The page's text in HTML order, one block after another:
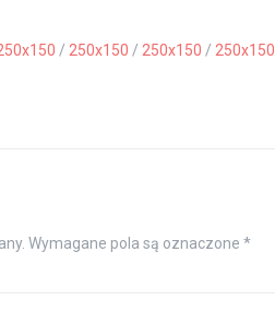
/ 250x150 / 250x150 / 250x150
Wymagane pola są oznaczone *